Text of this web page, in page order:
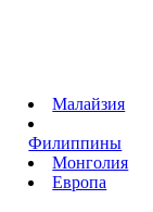
Малайзия
Филиппины
Монголия
Европа